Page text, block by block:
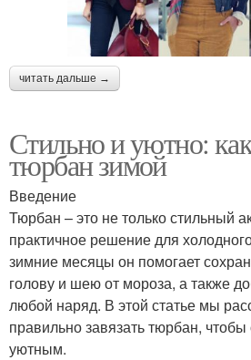
читать дальше →
Стильно и уютно: как
тюрбан зимой
Введение
Тюрбан – это не только стильный
практичное решение для
зимние месяцы он помогает
голову и шею от мороза, а также
любой наряд. В этой статье мы
правильно завязать тюрбан,
уютным.